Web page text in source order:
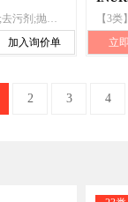
【3类】洁肤乳液;去污剂;抛光制剂;研磨剂;花精（香料）;化妆品;牙膏;香;动物用化妆品;空气芳香剂
加入询价单 立
2 3 4